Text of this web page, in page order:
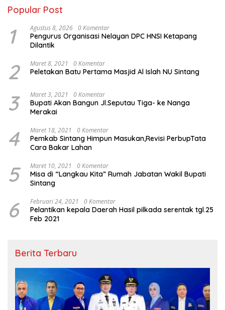
Popular Post
1 Agustus 8, 2026 0 Komentar
Pengurus Organisasi Nelayan DPC HNSI Ketapang
Dilantik
2 Maret 8, 2021 0 Komentar
Peletakan Batu Pertama Masjid Al Islah NU Sintang
3 Maret 3, 2021 0 Komentar
Bupati Akan Bangun Jl.Seputau Tiga- ke Nanga
Merakai
4 Maret 18, 2021 0 Komentar
Pemkab Sintang Himpun Masukan,Revisi PerbupTata
Cara Bakar Lahan
5 Maret 10, 2021 0 Komentar
Misa di “Langkau Kita” Rumah Jabatan Wakil Bupati
Sintang
6 Februari 24, 2021 0 Komentar
Pelantikan kepala Daerah Hasil pilkada serentak tgl.25
Feb 2021
Berita Terbaru